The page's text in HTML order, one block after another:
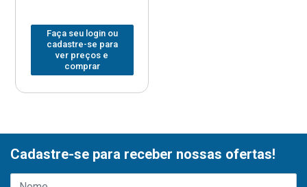
Faça seu login ou
cadastre-se para
ver preços e
comprar
Cadastre-se para receber nossas ofertas!